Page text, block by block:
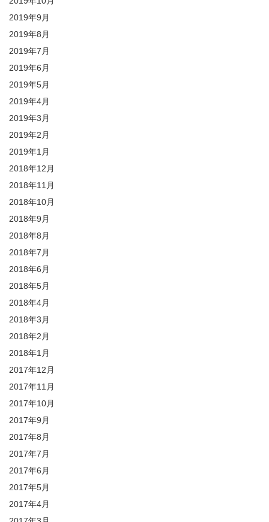
2019年9月
2019年8月
2019年7月
2019年6月
2019年5月
2019年4月
2019年3月
2019年2月
2019年1月
2018年12月
2018年11月
2018年10月
2018年9月
2018年8月
2018年7月
2018年6月
2018年5月
2018年4月
2018年3月
2018年2月
2018年1月
2017年12月
2017年11月
2017年10月
2017年9月
2017年8月
2017年7月
2017年6月
2017年5月
2017年4月